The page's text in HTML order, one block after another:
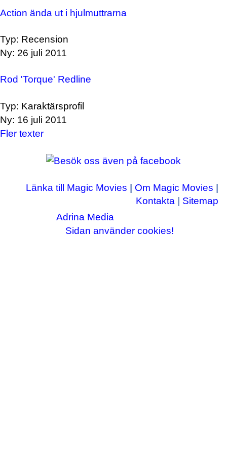
Action ända ut i hjulmuttrarna
Typ: Recension
Ny: 26 juli 2011
Rod 'Torque' Redline
Typ: Karaktärsprofil
Ny: 16 juli 2011
Fler texter
Länka till Magic Movies Om Magic Movies
Kontakta
Sitemap
Copyright © 2003-2026Adrina Media
Sidan använder cookies!